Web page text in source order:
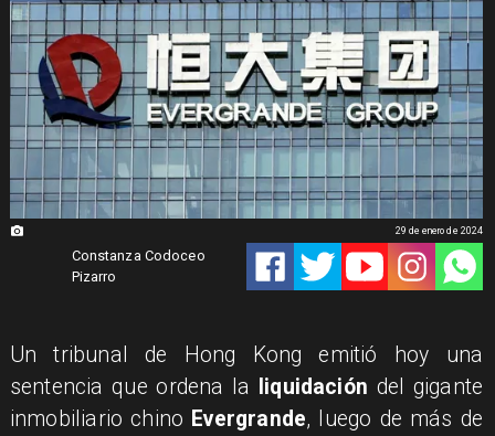
Constanza Codoceo
Pizarro
29 de enero de 2024
Un tribunal de Hong Kong emitió hoy una
sentencia que ordena la liquidación del gigante
inmobiliario chino Evergrande, luego de más de